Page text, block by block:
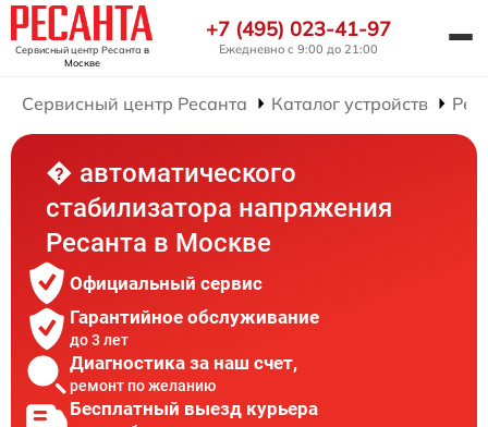
Сервисный центр Ресанта в
Москве
+7 (495) 023-41-97
Ежедневно с 9:00 до 21:00
Сервисный центр Ресанта Каталог устройств
� автоматического
стабилизатора напряжения
Ресанта в Москве
Официальный сервис
Гарантийное обслуживание
до 3 лет
Диагностика за наш счет,
ремонт по желанию
Бесплатный выезд курьера